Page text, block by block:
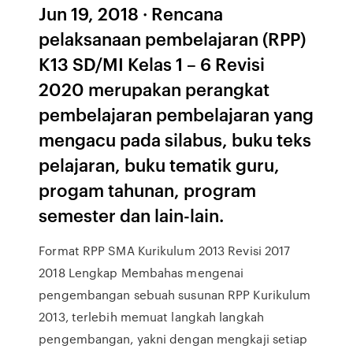
Jun 19, 2018 · Rencana
pelaksanaan pembelajaran (RPP)
K13 SD/MI Kelas 1 – 6 Revisi
2020 merupakan perangkat
pembelajaran pembelajaran yang
mengacu pada silabus, buku teks
pelajaran, buku tematik guru,
progam tahunan, program
semester dan lain-lain.
Format RPP SMA Kurikulum 2013 Revisi 2017
2018 Lengkap Membahas mengenai
pengembangan sebuah susunan RPP Kurikulum
2013, terlebih memuat langkah langkah
pengembangan, yakni dengan mengkaji setiap